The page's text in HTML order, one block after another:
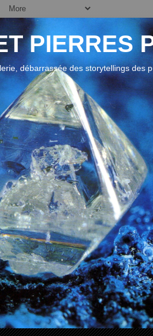
PIERRES
débarrassée des storytellings des